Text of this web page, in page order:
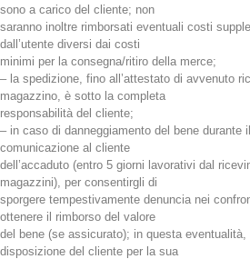
sono a carico del cliente; non
saranno inoltre rimborsati eventuali costi
dall’utente diversi dai costi
minimi per la consegna/ritiro della merce;
– la spedizione, fino all’attestato di avvenuto
magazzino, è sotto la completa
responsabilità del cliente;
– in caso di danneggiamento del bene
comunicazione al cliente
dell’accaduto (entro 5 giorni lavorativi dal
magazzini), per consentirgli di
sporgere tempestivamente denuncia nei
ottenere il rimborso del valore
del bene (se assicurato); in questa
disposizione del cliente per la sua